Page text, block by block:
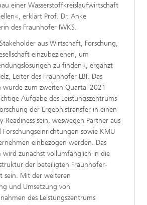
einer Wasserstoffkreislaufwirtschaft
erklärt Prof. Dr. Anke
des Fraunhofer IWKS.
aus Wirtschaft, Forschung,
einzubeziehen, um
zu finden«, ergänzt
Leiter des Fraunhofer LBF. Das
wurde zum zweiten Quartal 2021
Aufgabe des Leistungszentrums
der Ergebnistransfer in einen
Readiness sein, weswegen Partner aus
Forschungseinrichtungen sowie KMU
einbezogen werden. Das
wird zunächst vollumfänglich in die
der beteiligten Fraunhofer-
sein. Mit der weiteren
und Umsetzung von
des Leistungszentrums